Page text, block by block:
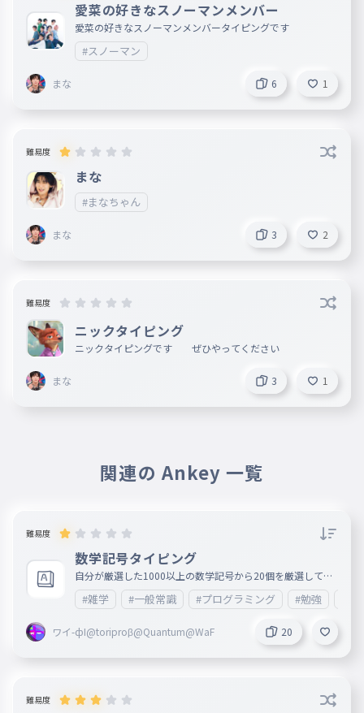
愛菜の好きなスノーマンメンバー
愛菜の好きなスノーマンメンバータイピングです
#スノーマン
まな 6 1
難易度
まな
#まなちゃん
まな 3 2
難易度
ニックタイピング
ニックタイピングです ぜひやってください
まな 3 1
関連の Ankey 一覧
難易度
数学記号タイピング
自分が厳選した1000以上の数学記号から20個を厳選して選
びました！
#雑学 #一般常識 #プログラミング #勉強
ワイ-фI@toriproβ@Quantum@WaF 20
難易度